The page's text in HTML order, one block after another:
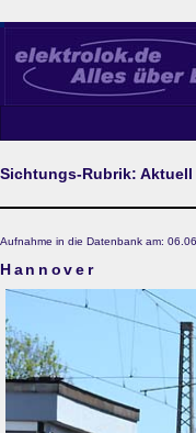
Sichtungs-Rubrik: Aktuell
Aufnahme in die Datenbank am:
Hannover